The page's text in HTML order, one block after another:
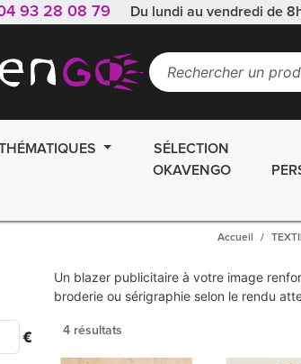
93 28 08 79 Du lundi au vendredi de
SÉLECTION
OKAVENGO
Accueil
€
Un blazer publicitaire à votre image
broderie ou sérigraphie selon le rendu
4 résultats